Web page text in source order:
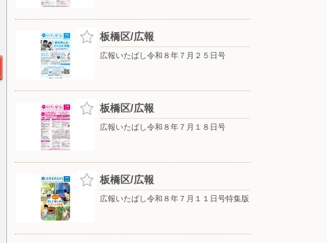
板橋区/広報
広報いたばし令和８年７月２５日号
板橋区/広報
広報いたばし令和８年７月１８日号
板橋区/広報
広報いたばし令和８年７月１１日号特集版